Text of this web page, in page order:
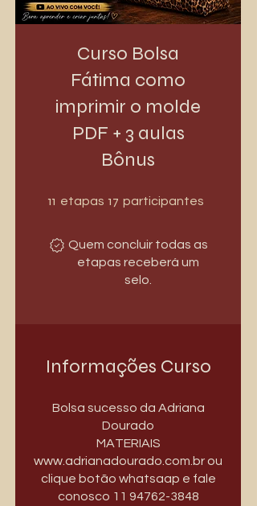
Curso Bolsa
Fátima como
imprimir o molde
PDF + 3 aulas
Bônus
11 etapas 11 etapas
17 participantes
Quem concluir todas as
etapas receberá um
selo.
Informações Curso
Bolsa sucesso da Adriana
Dourado
MATERIAIS
www.adrianadourado.com.br ou
clique botão whatsaap e fale
conosco 11 94762-3848